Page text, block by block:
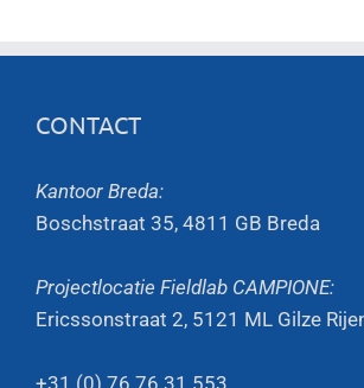
CONTACT
Kantoor Breda:
Boschstraat 35, 4811 GB Breda
Projectlocatie Fieldlab CAMPIONE:
Ericssonstraat 2, 5121 ML Gilze
+31 (0) 76 76 31 553